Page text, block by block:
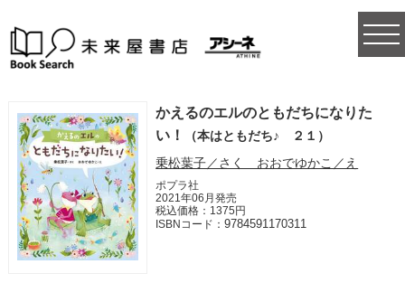
かえるのエルのともだちになりた
い！
（本はともだち♪ ２１）
乗松葉子／さく おおでゆかこ／え
ポプラ社
2021年06月発売
税込価格：1375円
ISBNコード：9784591170311